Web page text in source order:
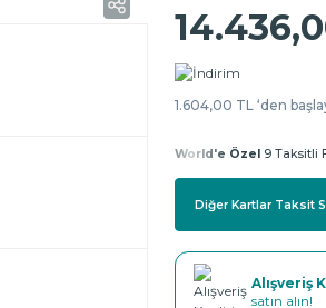
1.604,00 TL ‘den
World'e Özel 9 Taksitli
Diğer Kartlar Taksit
Alışveriş
satın alın!